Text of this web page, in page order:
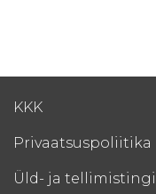
KKK
Privaatsuspoliitika
Üld- ja